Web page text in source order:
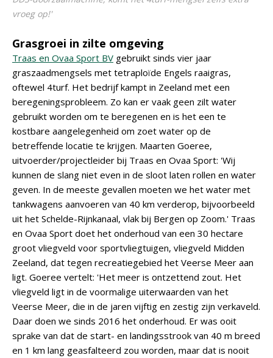
vroeg op!'
Grasgroei in zilte omgeving
Traas en Ovaa Sport BV gebruikt sinds vier jaar
graszaadmengsels met tetraploïde Engels raaigras,
oftewel 4turf. Het bedrijf kampt in Zeeland met een
beregeningsprobleem. Zo kan er vaak geen zilt water
gebruikt worden om te beregenen en is het een te
kostbare aangelegenheid om zoet water op de
betreffende locatie te krijgen. Maarten Goeree,
uitvoerder/projectleider bij Traas en Ovaa Sport: 'Wij
kunnen de slang niet even in de sloot laten rollen en water
geven. In de meeste gevallen moeten we het water met
tankwagens aanvoeren van 40 km verderop, bijvoorbeeld
uit het Schelde-Rijnkanaal, vlak bij Bergen op Zoom.' Traas
en Ovaa Sport doet het onderhoud van een 30 hectare
groot vliegveld voor sportvliegtuigen, vliegveld Midden
Zeeland, dat tegen recreatiegebied het Veerse Meer aan
ligt. Goeree vertelt: 'Het meer is ontzettend zout. Het
vliegveld ligt in de voormalige uiterwaarden van het
Veerse Meer, die in de jaren vijftig en zestig zijn verkaveld.
Daar doen we sinds 2016 het onderhoud. Er was ooit
sprake van dat de start- en landingsstrook van 40 m breed
en 1 km lang geasfalteerd zou worden, maar dat is nooit